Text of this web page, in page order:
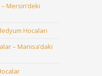
Mersin’deki
Hocaları
– Manisa’daki